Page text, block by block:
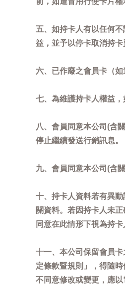
五、如持卡人有以任何
益，並予以停卡取消持卡
六、已作廢之會員卡（
七、為維護持卡人權益
八、會員同意本公司(含
停止繼續發送行銷訊息。
九、會員同意本公司(含
十、持卡人資料若有異
關資料。若因持卡人未
同意在此情形下視為持
十一、本公司保留會員
定條款暨規則」，得隨
不同意修改或變更，應